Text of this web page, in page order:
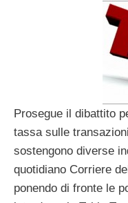
Prosegue il dibattito
tassa sulle
sostengono diverse
quotidiano Corriere
ponendo di fronte le